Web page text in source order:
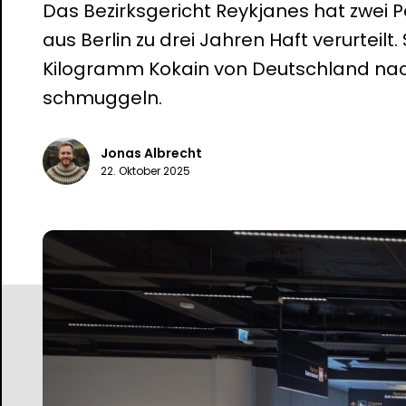
Das Bezirksgericht Reykjanes hat zwei
aus Berlin zu drei Jahren Haft verurteilt.
Kilogramm Kokain von Deutschland
schmuggeln.
Jonas Albrecht
22. Oktober 2025